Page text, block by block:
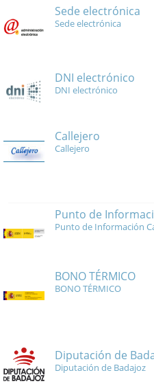
Sede electrónica
Sede electrónica
DNI electrónico
DNI electrónico
Callejero
Callejero
Punto de
Punto de Información
BONO TÉRMICO
BONO TÉRMICO
Diputación de
Diputación de Badajoz